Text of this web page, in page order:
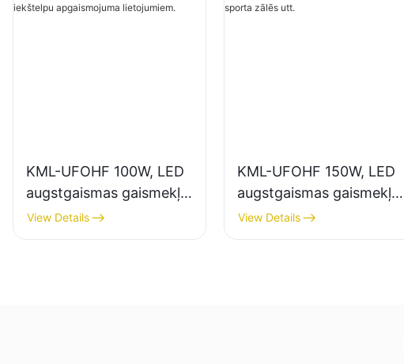
KML-UFOHF 100W, LED
augstgaismas gaismekļu
piegādātājs rūpniecības
uzņēmumiem,
View Details
KML-UFOHF 150W, LED
augstgaismas gaismekļu
piegādātājs iekštelpu
apgaismojumam
View Details